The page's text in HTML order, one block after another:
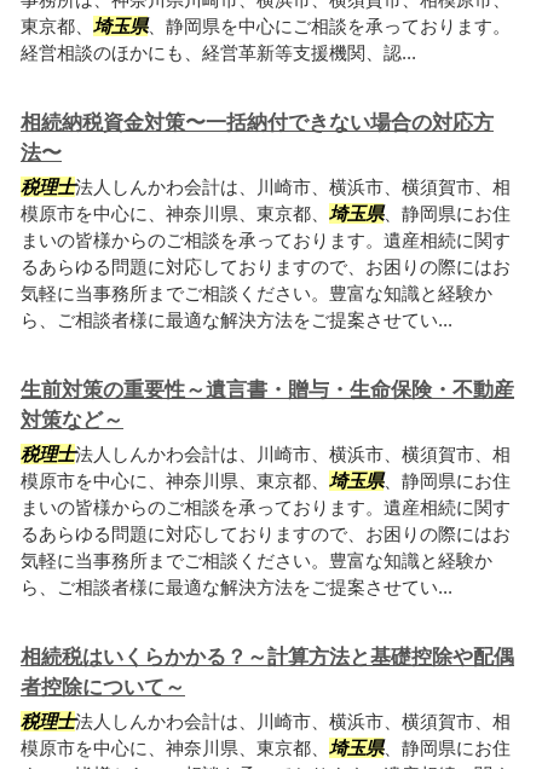
東京都、 埼玉県、静岡県を中心にご相談を承っております。
経営相談のほかにも、経営革新等支援機関、認...
相続納税資金対策〜一括納付できない場合の対応方
法〜
税理士法人しんかわ会計は、川崎市、横浜市、横須賀市、相
模原市を中心に、神奈川県、東京都、 埼玉県、静岡県にお住
まいの皆様からのご相談を承っております。遺産相続に関す
るあらゆる問題に対応しておりますので、お困りの際にはお
気軽に当事務所までご相談ください。豊富な知識と経験か
ら、ご相談者様に最適な解決方法をご提案させてい...
生前対策の重要性～遺言書・贈与・生命保険・不動産
対策など～
税理士法人しんかわ会計は、川崎市、横浜市、横須賀市、相
模原市を中心に、神奈川県、東京都、 埼玉県、静岡県にお住
まいの皆様からのご相談を承っております。遺産相続に関す
るあらゆる問題に対応しておりますので、お困りの際にはお
気軽に当事務所までご相談ください。豊富な知識と経験か
ら、ご相談者様に最適な解決方法をご提案させてい...
相続税はいくらかかる？～計算方法と基礎控除や配偶
者控除について～
税理士法人しんかわ会計は、川崎市、横浜市、横須賀市、相
模原市を中心に、神奈川県、東京都、 埼玉県、静岡県にお住